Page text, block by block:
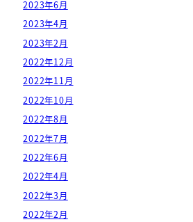
2023年6月
2023年4月
2023年2月
2022年12月
2022年11月
2022年10月
2022年8月
2022年7月
2022年6月
2022年4月
2022年3月
2022年2月